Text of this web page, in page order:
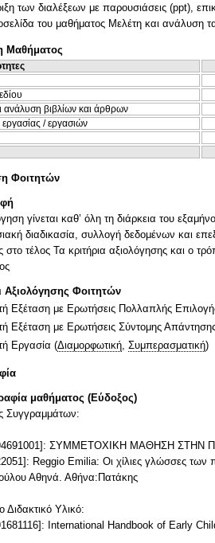
των διαλέξεων με παρουσιάσεις (ppt),
του μαθήματος Μελέτη και ανάλυση
Μαθήματος
ανάλυση βιβλίων και άρθρων
/ εργασιών
Φοιτητών
γίνεται καθ’ όλη τη διάρκεια του
διαδικασία, συλλογή δεδομένων και
στο τέλος Τα κριτήρια αξιολόγησης και ο
Αξιολόγησης Φοιτητών
Εξέταση με Ερωτήσεις Πολλαπλής
Εξέταση με Ερωτήσεις Σύντομης
Εργασία (Διαμορφωτική, Συμπερασματική)
μαθήματος (Εύδοξος)
Συγγραμμάτων:
ΣΥΜΜΕΤΟΧΙΚΗ ΜΑΘΗΣΗ ΣΤΗΝ
Reggio Emilia: Οι χίλιες γλώσσες
Αθηνά. Αθήνα:Πατάκης
Διδακτικό Υλικό:
International Handbook of Early